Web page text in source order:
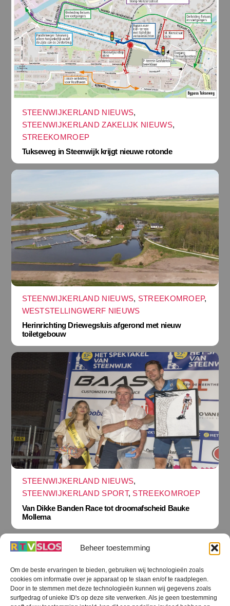
Beheer toestemming
Om de beste ervaringen te bieden, gebruiken wij technologieën zoals
cookies om informatie over je apparaat op te slaan en/of te raadplegen.
Door in te stemmen met deze technologieën kunnen wij gegevens zoals
surfgedrag of unieke ID's op deze site verwerken. Als je geen toestemming
STEENWIJKERLAND NIEUWS,
STEENWIJKERLAND ZAKELIJK NIEUWS,
STREEKOMROEP
Tukseweg in Steenwijk krijgt nieuwe rotonde
STEENWIJKERLAND NIEUWS, STREEKOMROEP,
WESTSTELLINGWERF NIEUWS
Herinrichting Driewegsluis afgerond met nieuw
toiletgebouw
STEENWIJKERLAND NIEUWS,
STEENWIJKERLAND SPORT, STREEKOMROEP
Van Dikke Banden Race tot droomafscheid Bauke
Mollema
Terug
naar
boven